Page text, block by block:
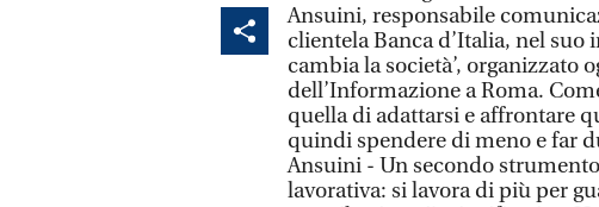
Ansuini, responsabile
clientela Banca d’Italia, nel
cambia la società’, organizzato
dell’Informazione a Roma.
quella di adattarsi e affrontare
quindi spendere di meno e far
Ansuini - Un secondo
lavorativa: si lavora di più per